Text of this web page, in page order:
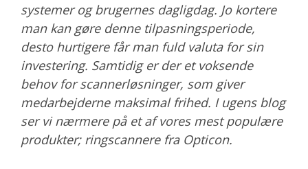
systemer og brugernes dagligdag. Jo kortere
man kan gøre denne tilpasningsperiode,
desto hurtigere får man fuld valuta for sin
investering. Samtidig er der et voksende
behov for scannerløsninger, som giver
medarbejderne maksimal frihed. I ugens blog
ser vi nærmere på et af vores mest populære
produkter; ringscannere fra Opticon.